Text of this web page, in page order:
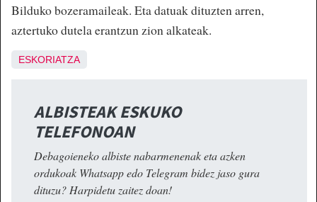
Bilduko bozeramaileak. Eta datuak dituzten arren,
aztertuko dutela erantzun zion alkateak.
ESKORIATZA
ALBISTEAK ESKUKO
TELEFONOAN
Debagoieneko albiste nabarmenenak eta azken
ordukoak Whatsapp edo Telegram bidez jaso gura
dituzu? Harpidetu zaitez doan!